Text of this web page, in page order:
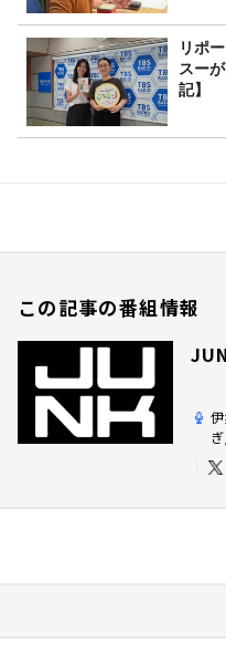
リポ
スー
記】
この記事の番組情報